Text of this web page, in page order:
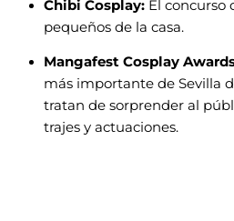
Chibi Cosplay: El concurso
pequeños de la casa.
Mangafest Cosplay
más importante de Sevilla
tratan de sorprender al
trajes y actuaciones.